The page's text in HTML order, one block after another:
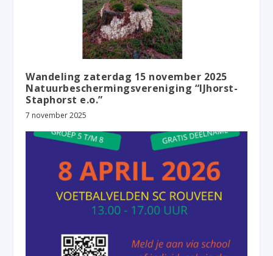
Wandeling zaterdag 15 november 2025
Natuurbeschermingsvereniging “IJhorst-
Staphorst e.o.”
7 november 2025